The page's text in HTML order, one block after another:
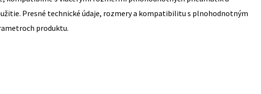
Presné technické údaje, rozmery a kompatibilitu s plnohodnotným
produktu.